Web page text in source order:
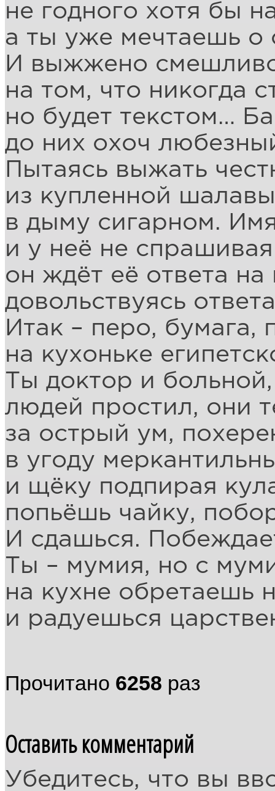
не годного хотя бы
а ты уже мечтаешь о
И выжжено
на том, что никогда
но будет текстом…
до них охоч
Пытаясь выжать
из купленной
в дыму сигарном.
и у неё не
он ждёт её ответа на
довольствуясь
Итак – перо, бумага,
на кухоньке
Ты доктор и
людей простил, они
за острый ум,
в угоду
и щёку подпирая
попьёшь чайку,
И сдашься.
Ты – мумия, но с
на кухне обретаешь
и радуешься
Прочитано 6258 раз
Оставить комментарий
Убедитесь, что вы